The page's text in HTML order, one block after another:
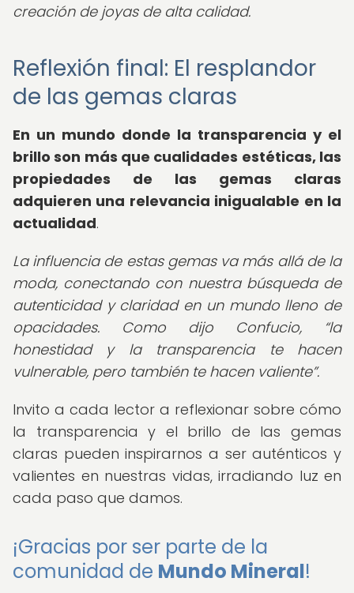
creación de joyas de alta calidad.
Reflexión final: El resplandor
de las gemas claras
En un mundo donde la transparencia y el
brillo son más que cualidades estéticas, las
propiedades de las gemas claras
adquieren una relevancia inigualable en la
actualidad.
La influencia de estas gemas va más allá de la
moda, conectando con nuestra búsqueda de
autenticidad y claridad en un mundo lleno de
opacidades. Como dijo Confucio,
la
honestidad y la transparencia te hacen
vulnerable, pero también te hacen valiente .
Invito a cada lector a reflexionar sobre cómo
la transparencia y el brillo de las gemas
claras pueden inspirarnos a ser auténticos y
valientes en nuestras vidas, irradiando luz en
cada paso que damos.
¡Gracias por ser parte de la
comunidad de Mundo Mineral!